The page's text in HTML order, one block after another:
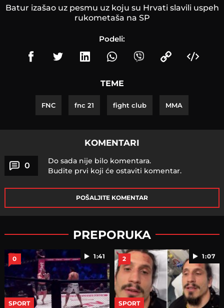
Batur izašao uz pesmu uz koju su Hrvati slavili uspeh
rukometaša na SP
Podeli:
TEME
FNC fnc 21 fight club MMA
KOMENTARI
0
Do sada nije bilo komentara.
Budite prvi koji će ostaviti komentar.
POŠALJITE KOMENTAR
PREPORUKA
1:41
0
SPORT
1:07
2
SPORT